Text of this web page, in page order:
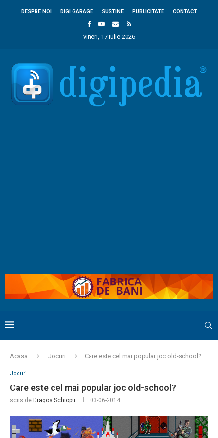
DESPRE NOI DIGI GARAGE SUSTINE PUBLICITATE CONTACT
vineri, 17 iulie 2026
Acasa Jocuri Care este cel mai popular joc old-school?
Jocuri
Care este cel mai popular joc old-school?
scris de Dragos Schiopu 03-06-2014